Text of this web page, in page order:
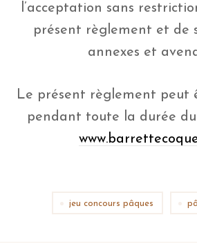
l’acceptation sans
présent règlement et de
annexes et
Le présent règlement peut
pendant toute la durée
jeu concours pâques